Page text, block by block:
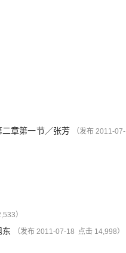
章第一节／张芳
（发布 2011-07-
）
东 （发布 2011-07-18 点击 14,998）